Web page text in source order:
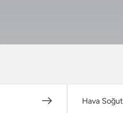
Hava